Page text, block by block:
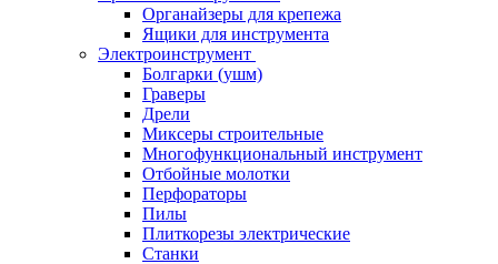
Органайзеры для крепежа
Ящики для инструмента
Электроинструмент
Болгарки (ушм)
Граверы
Дрели
Миксеры строительные
Многофункциональный инструмент
Отбойные молотки
Перфораторы
Пилы
Плиткорезы электрические
Станки